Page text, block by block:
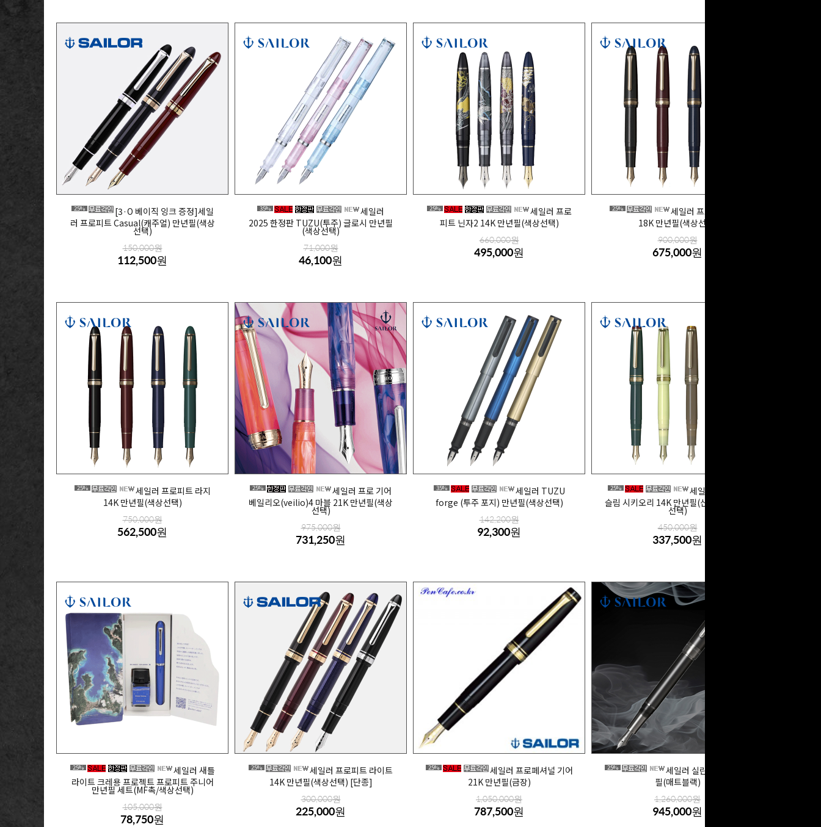
25%
[3·O 베이직 잉크 증정]세일
러 프로피트 Casual(캐주얼) 만년필(색상
선택)
150,000원
112,500원
35%
세일러
2025 한정판 TUZU(투주) 글로시 만년필
(색상선택)
71,000원
46,100원
25%
세일러 프로
피트 닌자2 14K 만년필(색상선택)
660,000원
495,000원
25%
세일러 프로피트 라지
18K 만년필(색상선택)
900,000원
675,000원
25%
세일러 프로피트 라지
14K 만년필(색상선택)
750,000원
562,500원
25%
세일러 프로 기어
베일리오(veilio)4 마블 21K 만년필(색상
선택)
975,000원
731,250원
35%
세일러 TUZU
forge (투주 포지) 만년필(색상선택)
142,200원
92,300원
25%
세일러 프로기어
슬림 시키오리 14K 만년필(산의노래/색상
선택)
450,000원
337,500원
25%
세일러 새틀
라이트 크레용 프로젝트 프로피트 주니어
만년필 세트(MF촉/색상선택)
105,000원
78,750원
25%
세일러 프로피트 라이트
14K 만년필(색상선택) [단종]
300,000원
225,000원
25%
세일러 프로페셔널 기어
21K 만년필(금장)
1,050,000원
787,500원
25%
세일러 실린트 21K 만년
필(매트블랙)
1,260,000원
945,000원